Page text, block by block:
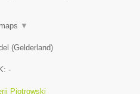
▼
(Gelderland)
-
Piotrowski